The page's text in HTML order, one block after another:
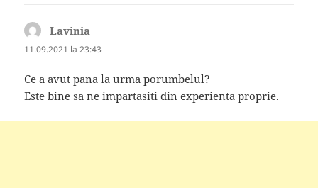
Lavinia
11.09.2021 la 23:43
Ce a avut pana la urma porumbelul?
Este bine sa ne impartasiti din experienta proprie.